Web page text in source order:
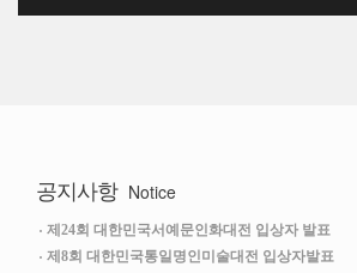
공지사항 Notice
제24회 대한민국서예문인화대전 입상자 발표
제8회 대한민국통일명인미술대전 입상자발표